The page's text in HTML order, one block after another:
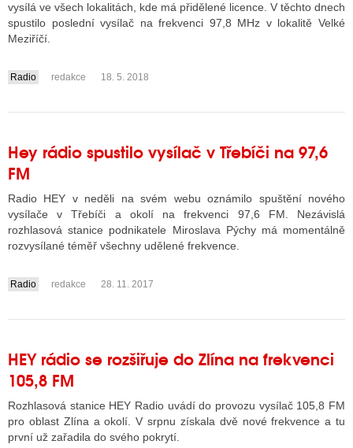
vysílá ve všech lokalitách, kde má přidělené licence. V těchto dnech
spustilo poslední vysílač na frekvenci 97,8 MHz v lokalitě Velké
Meziříčí.
....
Radio redakce 18. 5. 2018
Hey rádio spustilo vysílač v Třebíči na 97,6
FM
Radio HEY v neděli na svém webu oznámilo spuštění nového
vysílače v Třebíči a okolí na frekvenci 97,6 FM. Nezávislá
rozhlasová stanice podnikatele Miroslava Pýchy má momentálně
rozvysílané téměř všechny udělené frekvence.
....
Radio redakce 28. 11. 2017
HEY rádio se rozšiřuje do Zlína na frekvenci
105,8 FM
Rozhlasová stanice HEY Radio uvádí do provozu vysílač 105,8 FM
pro oblast Zlína a okolí. V srpnu získala dvě nové frekvence a tu
první už zařadila do svého pokrytí.